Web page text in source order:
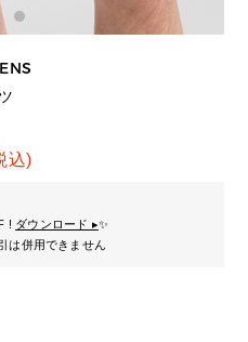
込)
! ダウンロード ▸✨
は併用できません